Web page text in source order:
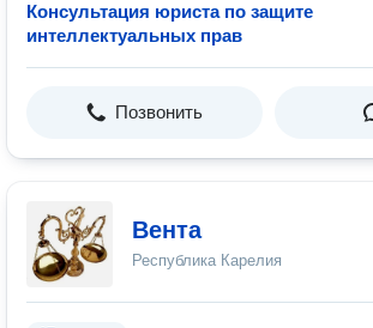
Консультация юриста по защите
интеллектуальных прав
Позвонить
Вента
Республика Карелия